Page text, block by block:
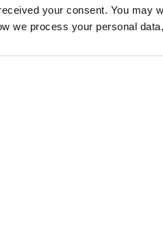
your consent. You may
we process your personal